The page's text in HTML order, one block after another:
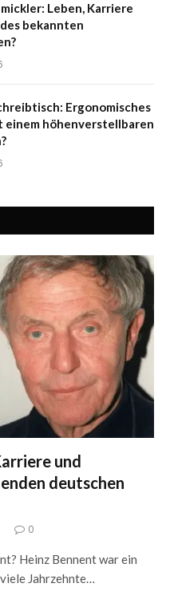
Leben, Karriere
bekannten
Ergonomisches
einem höhenverstellbaren
und
deutschen
0
Heinz Bennent war ein
Jahrzehnte…